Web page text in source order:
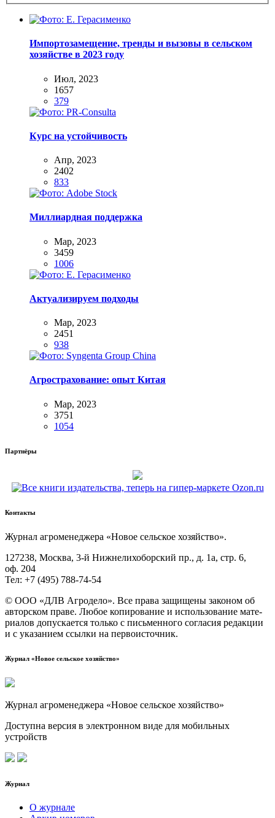
Импортозамещение, тренды и вызовы в сельском
хозяйстве в 2023 году
Июл, 2023
1657
379
Курс на устойчивость
Апр, 2023
2402
833
Миллиардная поддержка
Мар, 2023
3459
1006
Актуализируем подходы
Мар, 2023
2451
938
Агрострахование: опыт Китая
Мар, 2023
3751
1054
Партнёры
Контакты
Жур­нал агро­ме­не­дже­ра «Новое сель­ское хозяйство».
127238, Москва, 3‑й Ниж­не­ли­хо­бор­ский пр., д. 1а, стр. 6,
оф. 204
Тел: +7 (495) 788‑74‑54
© ООО «ДЛВ Агро­де­ло». Все пра­ва защи­ще­ны зако­ном об
автор­ском пра­ве. Любое копи­ро­ва­ние и исполь­зо­ва­ние мате­
ри­а­лов допус­ка­ет­ся толь­ко с пись­мен­но­го согла­сия редак­ции
и с ука­за­ни­ем ссыл­ки на первоисточник.
Журнал «Новое сельское хозяйство»
Журнал агроменеджера «Новое сельское хозяйство»
Доступна версия в электронном виде для мобильных
устройств
Журнал
О журнале